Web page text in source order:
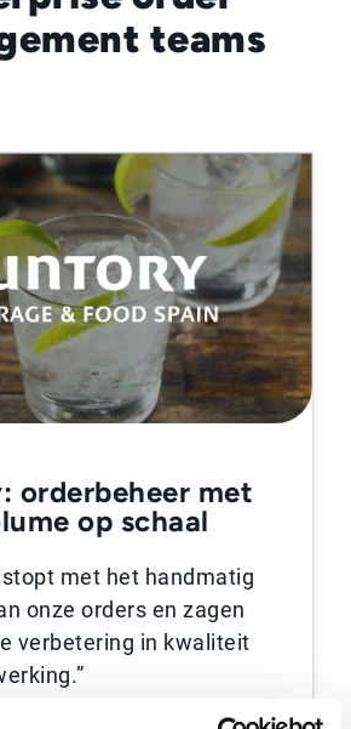
teams
orderbeheer met
op schaal
met het handmatig
onze orders en zagen
verbetering in kwaliteit